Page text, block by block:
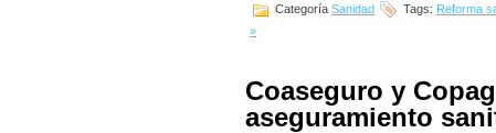
Categoría Sanidad Tags: Reforma
»
Coaseguro y
aseguramiento